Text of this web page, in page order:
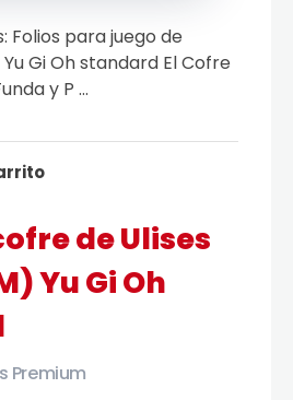
de Ulises
Yu Gi Oh
Premium
Folios para juego de
Gi Oh standard El Cofre
y P ...